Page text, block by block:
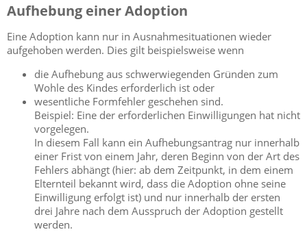
Aufhebung einer Adoption
Eine Adoption kann nur in Ausnahmesituationen wieder
aufgehoben werden. Dies gilt beispielsweise wenn
die Aufhebung aus schwerwiegenden Gründen zum
Wohle des Kindes erforderlich ist oder
wesentliche Formfehler geschehen sind.
Beispiel: Eine der erforderlichen Einwilligungen hat nicht
vorgelegen.
In diesem Fall kann ein Aufhebungsantrag nur innerhalb
einer Frist von einem Jahr, deren Beginn von der Art des
Fehlers abhängt (hier: ab dem Zeitpunkt, in dem einem
Elternteil bekannt wird, dass die Adoption ohne seine
Einwilligung erfolgt ist) und nur innerhalb der ersten
drei Jahre nach dem Ausspruch der Adoption gestellt
werden.